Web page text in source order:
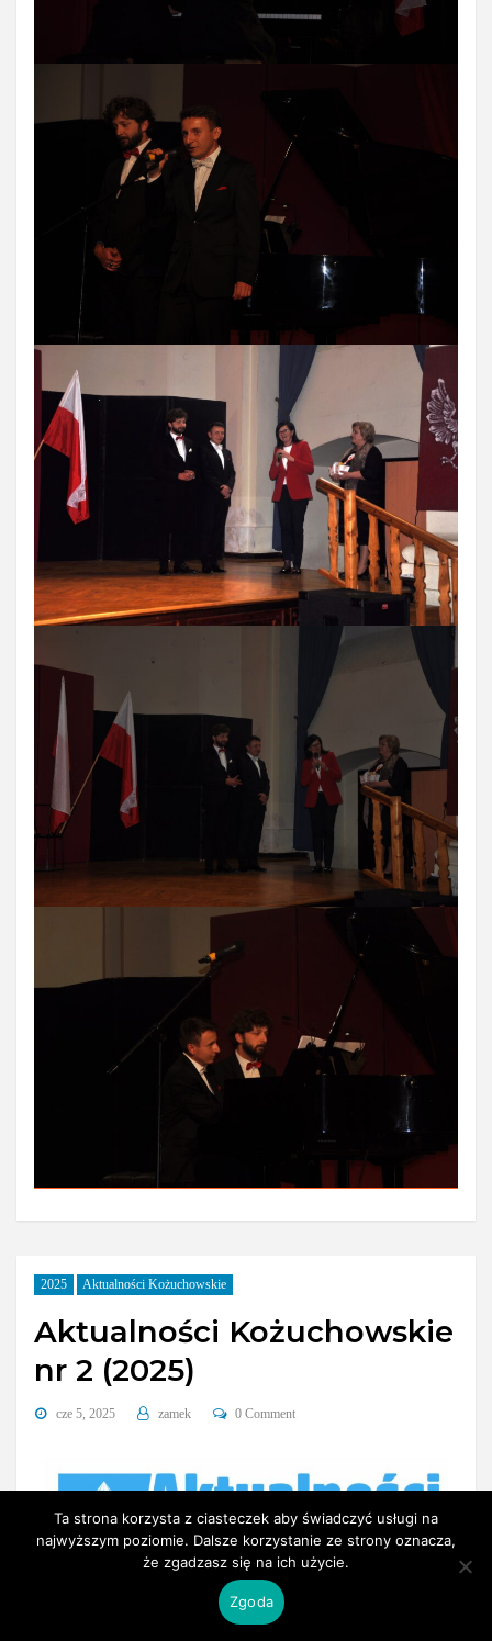
2025 Aktualności Kożuchowskie
Aktualności Kożuchowskie
nr 2 (2025)
cze 5, 2025 zamek 0 Comment
Ta strona korzysta z ciasteczek aby świadczyć usługi na
najwyższym poziomie. Dalsze korzystanie ze strony oznacza,
że zgadzasz się na ich użycie.
Zgoda